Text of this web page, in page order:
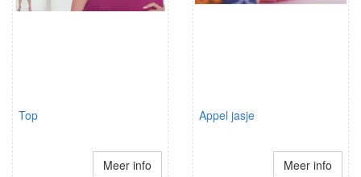
Top
Meer info
Appel jasje
Meer info